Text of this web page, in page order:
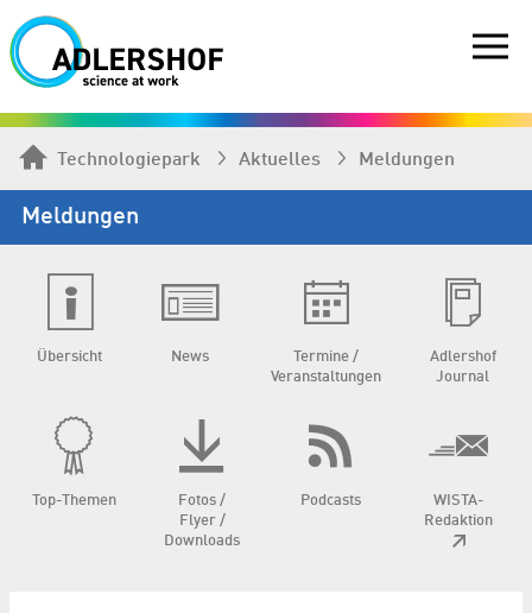
Technologiepark Aktuelles Meldungen
Meldungen
Übersicht News
Termine /
Veranstaltungen
Adlershof
Journal
Top-Themen
Fotos /
Flyer /
Downloads
Podcasts
WISTA-
Redaktion